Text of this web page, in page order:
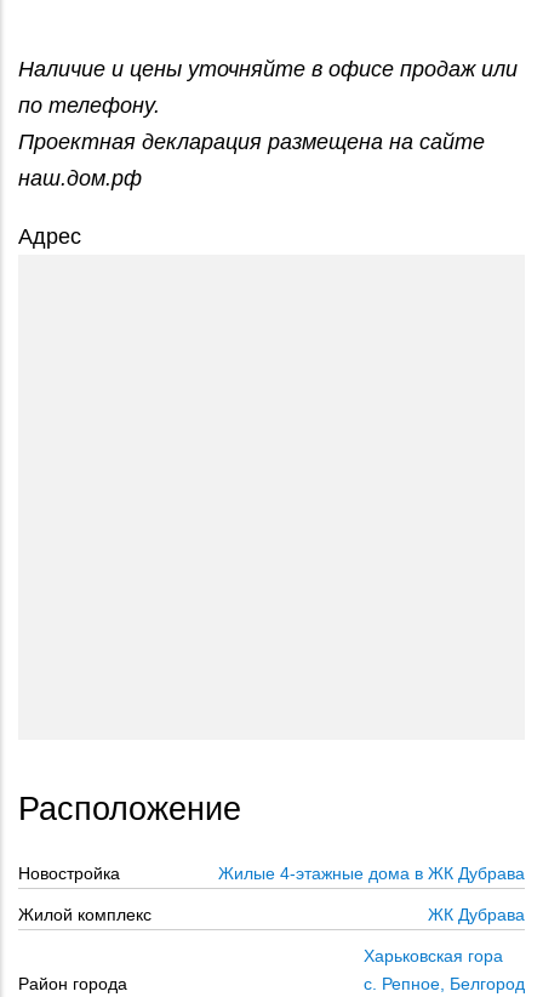
Наличие и цены уточняйте в офисе продаж или
по телефону.
Проектная декларация размещена на сайте
наш.дом.рф
Адрес
Расположение
Новостройка Жилые 4-этажные дома в ЖК Дубрава
Жилой комплекс ЖК Дубрава
Район города
Харьковская гора
с. Репное, Белгород